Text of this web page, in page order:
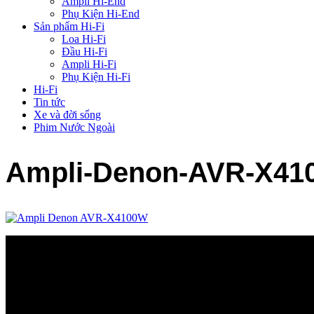
Phụ Kiện Hi-End
Sản phẩm Hi-Fi
Loa Hi-Fi
Đầu Hi-Fi
Ampli Hi-Fi
Phụ Kiện Hi-Fi
Hi-Fi
Tin tức
Xe và đời sống
Phim Nước Ngoài
Ampli-Denon-AVR-